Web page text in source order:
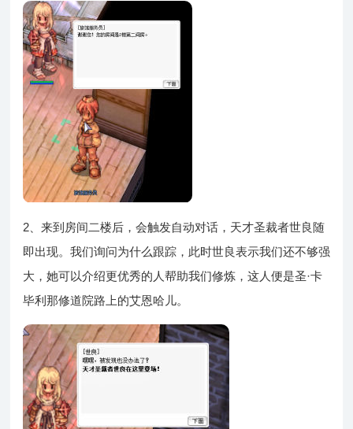
2、来到房间二楼后，会触发自动对话，天才圣裁者世良随
即出现。我们询问为什么跟踪，此时世良表示我们还不够强
大，她可以介绍更优秀的人帮助我们修炼，这人便是圣·卡
毕利那修道院路上的艾恩哈儿。